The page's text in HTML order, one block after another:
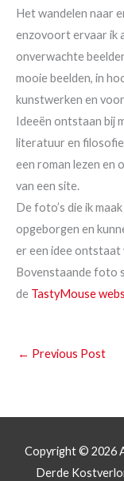
Het wandelen naar
enzovoort ervaar ik
onverwachte
mooie beelden, in
kunstwerken en
Ideeën ontstaan bij
literatuur en
een roman lezen en
van een site.
De foto’s die ik
opgeborgen en
er een idee ontstaat
Bovenstaande foto
de TastyMouse
← Previous Post
Copyright © 2026
Derde